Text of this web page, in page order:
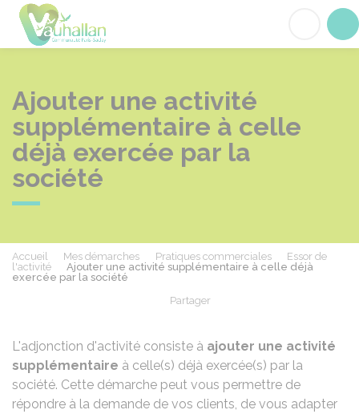
Ajouter une activité
supplémentaire à celle
déjà exercée par la
société
Accueil Mes démarches Pratiques commerciales
Essor de
l'activité
Ajouter une activité supplémentaire à celle déjà
exercée par la société
Partager
L'adjonction d'activité consiste à ajouter une activité
supplémentaire à celle(s) déjà exercée(s) par la
société. Cette démarche peut vous permettre de
répondre à la demande de vos clients, de vous adapter